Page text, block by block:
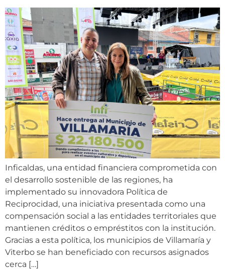
Inficaldas, una entidad financiera comprometida con
el desarrollo sostenible de las regiones, ha
implementado su innovadora Política de
Reciprocidad, una iniciativa presentada como una
compensación social a las entidades territoriales que
mantienen créditos o empréstitos con la institución.
Gracias a esta política, los municipios de Villamaría y
Viterbo se han beneficiado con recursos asignados
cerca […]